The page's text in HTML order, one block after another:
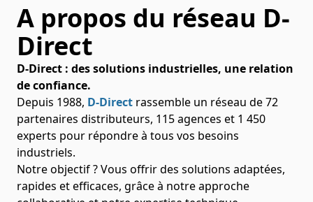
A propos du réseau D-
Direct
D-Direct : des solutions industrielles, une relation
de confiance.
Depuis 1988, D-Direct rassemble un réseau de 72
partenaires distributeurs, 115 agences et 1 450
experts pour répondre à tous vos besoins
industriels.
Notre objectif ? Vous offrir des solutions adaptées,
rapides et efficaces, grâce à notre approche